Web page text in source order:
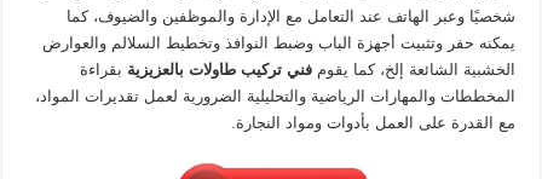
شخصيًا وعبر الهاتف عند التعامل مع الإدارة والموظفين والضيوف، كما
يمكنه حفر وتثبيت أجهزة الباب وضبط النوافذ وتخطيط السلالم والعوارض
الخشبية الشائعة إلخ، كما يقوم فني تركيب طاولات بالعزيزية بقراءة
المخططات والمهارات الرياضية والتحليلية الضرورية لعمل تقديرات المواد،
مع القدرة على العمل بأدوات ومواد النجارة.